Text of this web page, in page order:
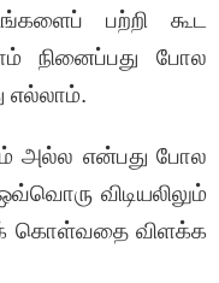
பற்றி கூட
நினைப்பது போல
எல்லாம்.
அல்ல என்பது போல
விடியலிலும்
கொள்வதை விளக்க